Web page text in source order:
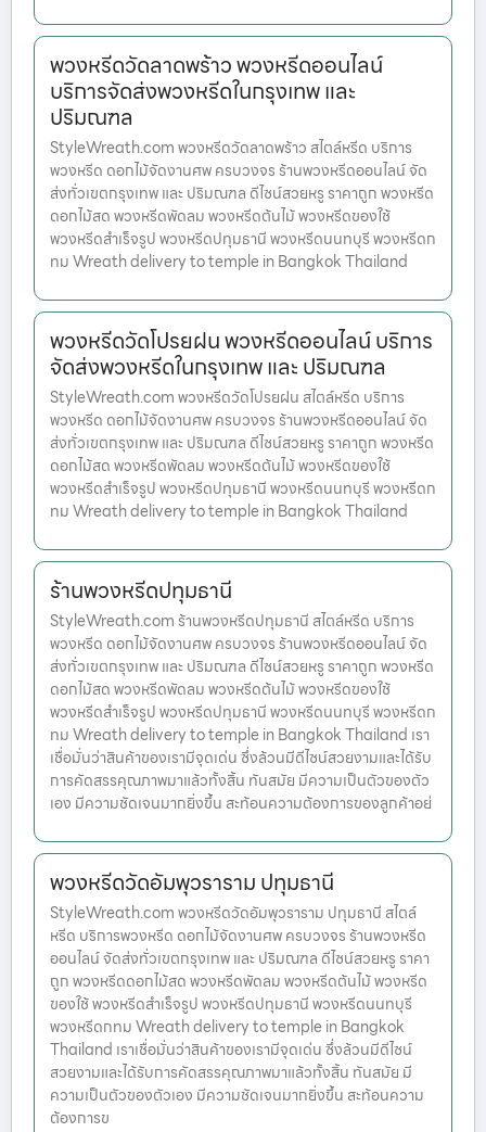
พวงหรีดวัดลาดพร้าว พวงหรีดออนไลน์
บริการจัดส่งพวงหรีดในกรุงเทพ และ
ปริมณฑล
StyleWreath.com พวงหรีดวัดลาดพร้าว สไตล์หรีด บริการ
พวงหรีด ดอกไม้จัดงานศพ ครบวงจร ร้านพวงหรีดออนไลน์ จัด
ส่งทั่วเขตกรุงเทพ และ ปริมณฑล ดีไซน์สวยหรู ราคาถูก พวงหรีด
ดอกไม้สด พวงหรีดพัดลม พวงหรีดต้นไม้ พวงหรีดของใช้
พวงหรีดสำเร็จรูป พวงหรีดปทุมธานี พวงหรีดนนทบุรี พวงหรีดก
ทม Wreath delivery to temple in Bangkok Thailand
พวงหรีดวัดโปรยฝน พวงหรีดออนไลน์ บริการ
จัดส่งพวงหรีดในกรุงเทพ และ ปริมณฑล
StyleWreath.com พวงหรีดวัดโปรยฝน สไตล์หรีด บริการ
พวงหรีด ดอกไม้จัดงานศพ ครบวงจร ร้านพวงหรีดออนไลน์ จัด
ส่งทั่วเขตกรุงเทพ และ ปริมณฑล ดีไซน์สวยหรู ราคาถูก พวงหรีด
ดอกไม้สด พวงหรีดพัดลม พวงหรีดต้นไม้ พวงหรีดของใช้
พวงหรีดสำเร็จรูป พวงหรีดปทุมธานี พวงหรีดนนทบุรี พวงหรีดก
ทม Wreath delivery to temple in Bangkok Thailand
ร้านพวงหรีดปทุมธานี
StyleWreath.com ร้านพวงหรีดปทุมธานี สไตล์หรีด บริการ
พวงหรีด ดอกไม้จัดงานศพ ครบวงจร ร้านพวงหรีดออนไลน์ จัด
ส่งทั่วเขตกรุงเทพ และ ปริมณฑล ดีไซน์สวยหรู ราคาถูก พวงหรีด
ดอกไม้สด พวงหรีดพัดลม พวงหรีดต้นไม้ พวงหรีดของใช้
พวงหรีดสำเร็จรูป พวงหรีดปทุมธานี พวงหรีดนนทบุรี พวงหรีดก
ทม Wreath delivery to temple in Bangkok Thailand เรา
เชื่อมั่นว่าสินค้าของเรามีจุดเด่น ซึ่งล้วนมีดีไซน์สวยงามและได้รับ
การคัดสรรคุณภาพมาแล้วทั้งสิ้น ทันสมัย มีความเป็นตัวของตัว
เอง มีความชัดเจนมากยิ่งขึ้น สะท้อนความต้องการของลูกค้าอย่
พวงหรีดวัดอัมพุวราราม ปทุมธานี
StyleWreath.com พวงหรีดวัดอัมพุวราราม ปทุมธานี สไตล์
หรีด บริการพวงหรีด ดอกไม้จัดงานศพ ครบวงจร ร้านพวงหรีด
ออนไลน์ จัดส่งทั่วเขตกรุงเทพ และ ปริมณฑล ดีไซน์สวยหรู ราคา
ถูก พวงหรีดดอกไม้สด พวงหรีดพัดลม พวงหรีดต้นไม้ พวงหรีด
ของใช้ พวงหรีดสำเร็จรูป พวงหรีดปทุมธานี พวงหรีดนนทบุรี
พวงหรีดกทม Wreath delivery to temple in Bangkok
Thailand เราเชื่อมั่นว่าสินค้าของเรามีจุดเด่น ซึ่งล้วนมีดีไซน์
สวยงามและได้รับการคัดสรรคุณภาพมาแล้วทั้งสิ้น ทันสมัย มี
ความเป็นตัวของตัวเอง มีความชัดเจนมากยิ่งขึ้น สะท้อนความ
ต้องการข